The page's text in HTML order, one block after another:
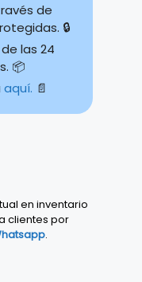
de
🔒
las 24
📦
aquí. 📄
en inventario
clientes por
.